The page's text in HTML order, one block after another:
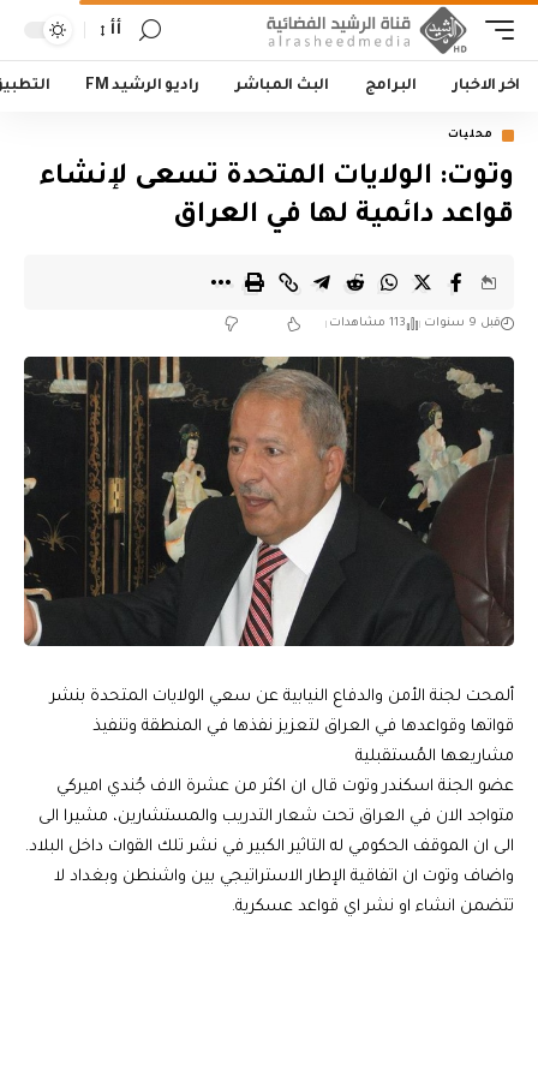
أأ
اخر الاخبار البرامج البث المباشر راديو الرشيد FM
محليات
وتوت: الولايات المتحدة تسعى لإنشاء
قواعد دائمية لها في العراق
قبل 9 سنوات 113 مشاهدات
ألمحت لجنة الأمن والدفاع النيابية عن سعي الولايات المتحدة بنشر
قواتها وقواعدها في العراق لتعزيز نفذها في المنطقة وتنفيذ
مشاريعها المُستقبلية
عضو الجنة اسكندر وتوت قال ان اكثر من عشرة الاف جُندي اميركي
متواجد الان في العراق تحت شعار التدريب والمستشارين، مشيرا الى
الى ان الموقف الحكومي له التاثير الكبير في نشر تلك القوات داخل البلاد.
واضاف وتوت ان اتفاقية الإطار الاستراتيجي بين واشنطن وبغداد لا
تتضمن انشاء او نشر اي قواعد عسكرية.